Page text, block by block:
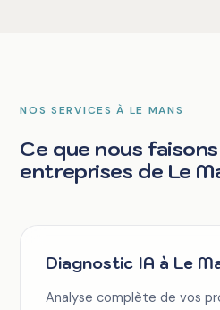
NOS SERVICES À LE MANS
Ce que nous
entreprises de Le
Diagnostic IA à Le
Analyse complète de vos